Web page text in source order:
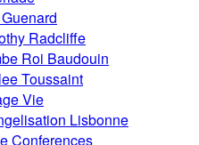
Radcliffe
Roi Baudouin
Toussaint
Vie
Lisbonne
Conferences